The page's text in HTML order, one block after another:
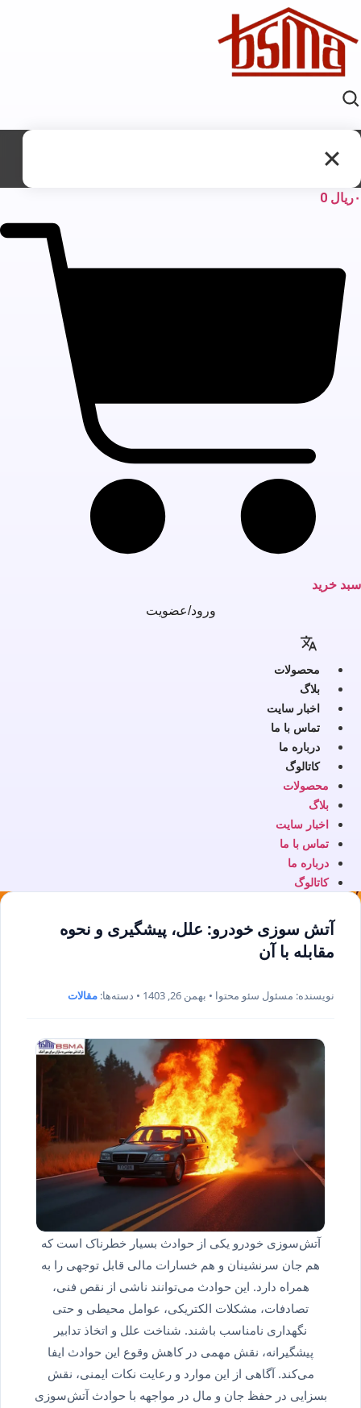
ریال 0
خرید
ورود/عضویت
محصولات
بلاگ
اخبار سایت
تماس با ما
درباره ما
کاتالوگ
محصولات
بلاگ
اخبار سایت
تماس با ما
درباره ما
کاتالوگ
آتش سوزی خودرو: علل، پیشگیری و نحوه
مقابله با آن
نویسنده: مسئول سئو محتوا • بهمن 26, 1403 • دسته‌ها: مقالات
آتش‌سوزی خودرو یکی از حوادث بسیار خطرناک است که
هم جان سرنشینان و هم خسارات مالی قابل توجهی را به
همراه دارد. این حوادث می‌توانند ناشی از نقص فنی،
تصادفات، مشکلات الکتریکی، عوامل محیطی و حتی
نگهداری نامناسب باشند. شناخت علل و اتخاذ تدابیر
پیشگیرانه، نقش مهمی در کاهش وقوع این حوادث ایفا
می‌کند. آگاهی از این موارد و رعایت نکات ایمنی، نقش
بسزایی در حفظ جان و مال در مواجهه با حوادث آتش‌سوزی